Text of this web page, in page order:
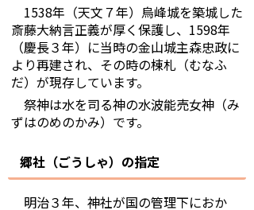
1538年（天文７年）烏峰城を築城した
斎藤大納言正義が厚く保護し、1598年
（慶長３年）に当時の金山城主森忠政に
より再建され、その時の棟札（むなふ
だ）が現存しています。
祭神は水を司る神の水波能売女神（み
ずはのめのかみ）です。
郷社（ごうしゃ）の指定
明治３年、神社が国の管理下におか